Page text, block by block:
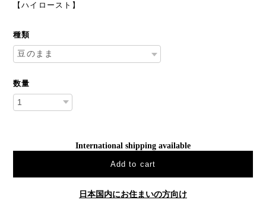
【ハイロースト】
種類
数量
International shipping available
Add to cart
日本国内にお住まいの方向け